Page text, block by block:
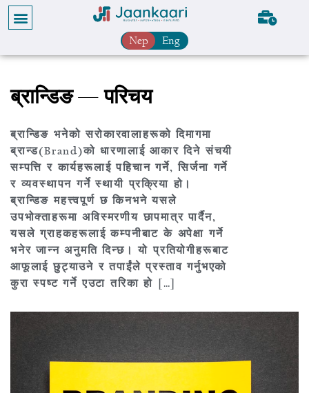
Nep Eng
ब्रान्डिङ — परिचय
ब्रान्डिङ भनेको सरोकारवालाहरूको दिमागमा
ब्रान्ड(Brand)को धारणालाई आकार दिने संचयी
सम्पत्ति र कार्यहरूलाई पहिचान गर्ने, सिर्जना गर्ने
र व्यवस्थापन गर्ने स्थायी प्रक्रिया हो।
ब्रान्डिङ महत्त्वपूर्ण छ किनभने यसले
उपभोक्ताहरूमा अविस्मरणीय छापमात्र पार्दैन,
यसले ग्राहकहरूलाई कम्पनीबाट के अपेक्षा गर्ने
भनेर जान्न अनुमति दिन्छ। यो प्रतियोगीहरूबाट
आफूलाई छुट्याउने र तपाईंले प्रस्ताव गर्नुभएको
कुरा स्पष्ट गर्ने एउटा तरिका हो […]